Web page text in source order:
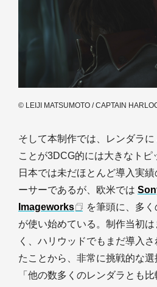
© LEIJI MATSUMOTO / CAPTAIN
そして本制作では、レンダラに
ことが3DCG的には大きなトピ
日本では未だほとんど導入実
ーサーであるが、欧米では
Imageworks
を筆頭に、多
が使い始めている。制作当初
く、ハリウッドでもまだ導入
たことから、非常に挑戦的な選
「他の数多くのレンダラとも